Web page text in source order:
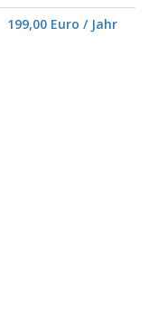
199,00 Euro / Jahr